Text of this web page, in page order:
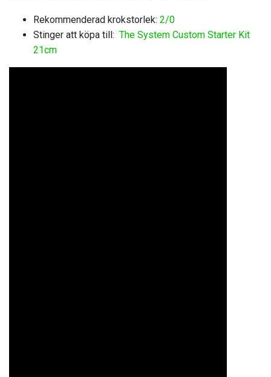
Rekommenderad krokstorlek: 2/0
Stinger att köpa till: The System Custom Starter Kit
21cm